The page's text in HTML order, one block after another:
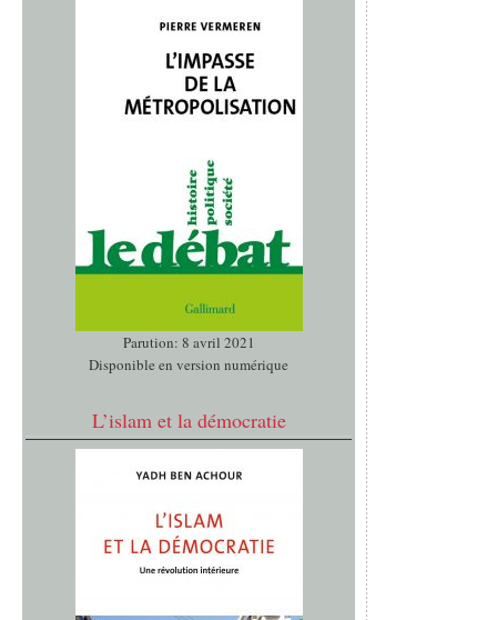
Parution: 8 avril 2021
Disponible en version numérique
L’islam et la démocratie